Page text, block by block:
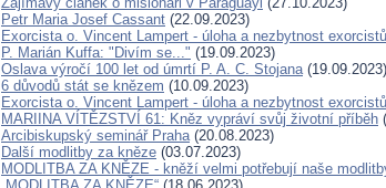
Petr Maria Josef Cassant (22.09.2023)
Exorcista o. Vincent Lampert - úloha a nezbytnost
P. Marián Kuffa: "Divím se..." (19.09.2023)
Oslava výročí 100 let od úmrtí P. A. C. Stojana(19.09.2023)
6 důvodů stát se knězem (10.09.2023)
Exorcista o. Vincent Lampert - úloha a nezbytnost
MARIINA VÍTĚZSTVÍ 61: Kněz vypráví svůj životní příběh
Arcibiskupský seminář Praha(20.08.2023)
Další modlitby za kněze (03.07.2023)
MODLITBA ZA KNĚZE - kněží velmi potřebují naše